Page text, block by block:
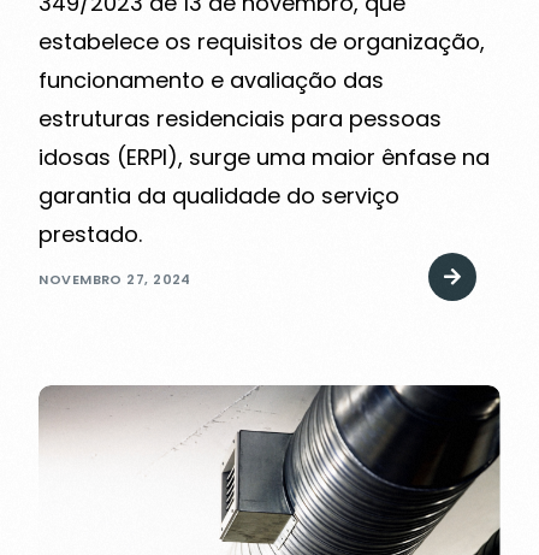
estabelece os requisitos de organização,
funcionamento e avaliação das
estruturas residenciais para pessoas
idosas (ERPI), surge uma maior ênfase na
garantia da qualidade do serviço
prestado.
NOVEMBRO 27, 2024